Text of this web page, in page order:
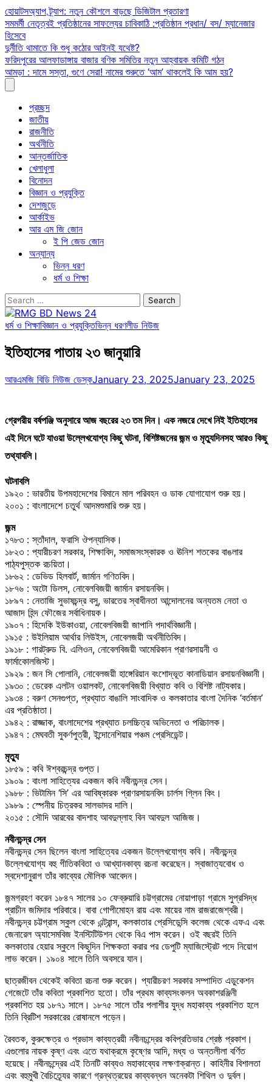
Skip
to
content
হোয়াটসঅ্যাপ ট্র্যাপ: নতুন কৌশলে বাড়ছে ডিজিটাল প্রতারণা
সমমর্মী নেতৃত্বই প্রতিষ্ঠানের সাফল্যের চাবিকাঠি :প্রতিষ্ঠান প্রধান/ বস/ ম্যানেজার
হিসেবে
দুর্নীতি থামাতে কি শুধু কঠোর আইনই যথেষ্ট?
ফরিদপুরের আলফাডাঙ্গায় বাজার বণিক সমিতির নতুন আহ্বায়ক কমিটি গঠন
আমড়া : দামে সস্তা, গুণে সেরা! নামের শুরুতে ‘আম’ থাকলেই কি আম হয়?
প্রচ্ছদ
জাতীয়
রাজনীতি
অর্থনীতি
আন্তর্জাতিক
খেলাধুলা
বিনোদন
বিজ্ঞান ও প্রযুক্তি
দেশজুড়ে
আর্কাইভ
আর এম জি জোন
ই পি জেড জোন
অন্যান্য
ভিন্ন ধরণ
ধর্ম ও শিক্ষা
Search
for:
ধর্ম ও শিক্ষাবিজ্ঞান ও প্রযুক্তিভিন্ন ধরণলীড নিউজ
ইতিহাসের পাতায় ২৩ জানুয়ারি
আরএমজি বিডি নিউজ ডেস্কJanuary 23, 2025January 23, 2025
গ্রেগরীয় বর্ষপঞ্জি অনুসারে আজ বছরের ২৩ তম দিন। এক নজরে দেখে নিই ইতিহাসের
এই দিনে ঘটে যাওয়া উল্লেখযোগ্য কিছু ঘটনা, বিশিষ্টজনের জন্ম ও মৃত্যুদিনসহ আরও কিছু
তথ্যাবলি।
ঘটনাবলি
১৯২০ : ভারতীয় উপমহাদেশের বিমানে মাল পরিবহন ও ডাক যোগাযোগ শুরু হয়।
২০০১ : বাংলাদেশে চতুর্থ আদমশুমারি শুরু হয়।
জন্ম
১৭৮৩ : স্তাঁদাল, ফরাসি ঔপন্যাসিক।
১৮২৩ : প্যারীচরণ সরকার, শিক্ষাবিদ, সমাজসংস্কারক ও ঊনিশ শতকের বাঙলার
পাঠ্যপুস্তক রচয়িতা।
১৮৬২ : ডেভিড হিলবার্ট, জার্মান গণিতবিদ।
১৮৭৬ : অটো ডিলস, নোবেলবিজয়ী জার্মান রসায়নবিদ।
১৮৯৭ : নেতাজি সুভাষচন্দ্র বসু, ভারতের স্বাধীনতা আন্দোলনের অন্যতম নেতা ও
আজাদ হিন্দ ফৌজের সর্বাধিনায়ক।
১৯০৭ : হিদেকি ইউকাওয়া, নোবেলবিজয়ী জাপানি পদার্থবিজ্ঞানী।
১৯১৫ : উইলিয়াম আর্থার লিউইস, নোবেলজয়ী অর্থনীতিবিদ।
১৯১৮ : গারট্রুড বি. এলিওন, নোবেলবিজয়ী আমেরিকান প্রাণরসায়নী ও
ফার্মাকোলজিস্ট।
১৯২৯ : জন সি পোলানি, নোবেলজয়ী হাঙ্গেরিয়ান বংশোদ্ভূত কানাডিয়ান রসায়নবিজ্ঞানী।
১৯৩০ : ডেরেক এলটন ওয়ালকট, নোবেলবিজয়ী বিখ্যাত কবি ও বিশিষ্ট নাট্যকার।
১৯৩৪ : বরুণ সেনগুপ্ত, প্রখ্যাত বাঙালি সাংবাদিক ও কলকাতার বাংলা দৈনিক ‘বর্তমান’
এর প্রতিষ্ঠাতা।
১৯৪২ : রাজ্জাক, বাংলাদেশের প্রখ্যাত চলচ্চিত্র অভিনেতা ও পরিচালক।
১৯৪৭ : মেঘবতী সুকর্ণপুত্রী, ইন্দোনেশিয়ার পঞ্চম প্রেসিডেন্ট।
মৃত্যু
১৮৫৯ : কবি ঈশ্বরচন্দ্র গুপ্ত।
১৯০৯ : বাংলা সাহিত্যের একজন কবি নবীনচন্দ্র সেন।
১৯৮৮ : ভিটামিন ‘সি’ এর আবিষ্কারক প্রাণরসায়নবিদ চার্লস গ্লিন কিং।
১৯৮৯ : স্পেনীয় চিত্রকর সালভাদর দালি।
২০১৫ : সৌদি আরবের বাদশাহ আবদুল্লাহ বিন আবদুল আজিজ।
নবীনচন্দ্র সেন
নবীনচন্দ্র সেন ছিলেন বাংলা সাহিত্যের একজন উল্লেখযোগ্য কবি। নবীনচন্দ্র
উল্লেখযোগ্য বহু গীতিকবিতা ও আখ্যানকাব্য রচনা করেছেন। স্বাজাত্যবোধ ও
স্বদেশানুরাগ তাঁর কাব্যের মৌলিক আবেদন।
জন্মগ্রহণ করেন ১৮৪৭ সালের ১০ ফেব্রুয়ারি চট্টগ্রামের নোয়াপাড়া গ্রামে সুপ্রসিদ্ধ
প্রাচীন জমিদার পরিবারে। বাবা গোপীমোহন রায় এবং মায়ের নাম রাজরাজেশ্বরী।
নবীনচন্দ্র চট্টগ্রাম স্কুল থেকে এন্ট্রান্স, কলকাতার প্রেসিডেন্সি কলেজ থেকে এফএ এবং
জেনারেল অ্যাসেমবি­জ ইনস্টিটিউশন থেকে বিএ পাস করেন। ওই বছরই তিনি
কলকাতার হেয়ার স্কুলে কিছুদিন শিক্ষকতা করার পর ডেপুটি ম্যাজিস্ট্রেট পদে নিয়োগ
লাভ করেন। ১৯০৪ সালে তিনি অবসরে যান।
ছাত্রজীবন থেকেই কবিতা রচনা শুরু করেন। প্যারীচরণ সরকার সম্পাদিত এডুকেশন
গেজেটে তাঁর কবিতা প্রকাশিত হতো। তাঁর প্রথম কাব্যসংকলন অবকাশরঞ্জিনী
প্রকাশিত হয় ১৮৭১ সালে। ১৮৭৫ সালে তাঁর পলাশীর যুদ্ধ মহাকাব্য প্রকাশিত হলে
তিনি ব্রিটিশ সরকারের রোষানলে পড়েন।
রৈবতক, কুরুক্ষেত্র ও প্রভাস কাব্যত্রয়ী নবীনচন্দ্রের কবিপ্রতিভার শ্রেষ্ঠ প্রকাশ।
এগুলোর নায়ক কৃষ্ণ এবং এতে যথাক্রমে কৃষ্ণের আদি, মধ্য ও অন্তলীলা বর্ণিত
হয়েছে। নবীনচন্দ্রের এই তিনটি কাব্যও মহাকাব্যের লক্ষণাক্রান্ত। কাহিনীর বিশালতা
এবং বহুমুখী বৈচিত্র্যের কারণে গ্রন্থত্রয়ের কাব্যবন্ধন অনেকটা শিথিল ও দুর্বল।